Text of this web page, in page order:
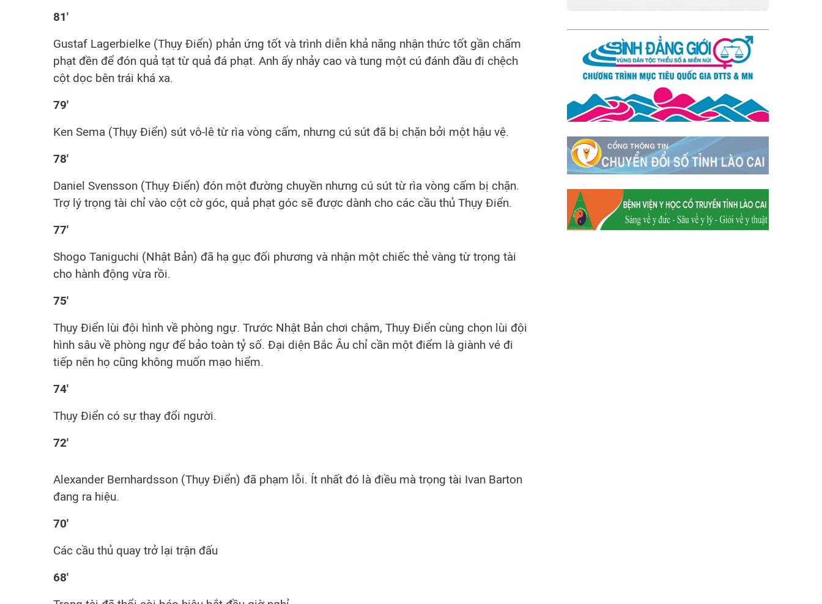
81'
Gustaf Lagerbielke (Thụy Điển) phản ứng tốt và trình diễn khả năng nhận thức tốt gần chấm
phạt đền để đón quả tạt từ quả đá phạt. Anh ấy nhảy cao và tung một cú đánh đầu đi chệch
cột dọc bên trái khá xa.
79'
Ken Sema (Thụy Điển) sút vô-lê từ rìa vòng cấm, nhưng cú sút đã bị chặn bởi một hậu vệ.
78'
Daniel Svensson (Thụy Điển) đón một đường chuyền nhưng cú sút từ rìa vòng cấm bị chặn.
Trợ lý trọng tài chỉ vào cột cờ góc, quả phạt góc sẽ được dành cho các cầu thủ Thụy Điển.
77'
Shogo Taniguchi (Nhật Bản) đã hạ gục đối phương và nhận một chiếc thẻ vàng từ trọng tài
cho hành động vừa rồi.
75'
Thụy Điển lùi đội hình về phòng ngự. Trước Nhật Bản chơi chậm, Thụy Điển cùng chọn lùi đội
hình sâu về phòng ngự để bảo toàn tỷ số. Đại diện Bắc Âu chỉ cần một điểm là giành vé đi
tiếp nên họ cũng không muốn mạo hiểm.
74'
Thụy Điển có sự thay đổi người.
72'
Alexander Bernhardsson (Thụy Điển) đã phạm lỗi. Ít nhất đó là điều mà trọng tài Ivan Barton
đang ra hiệu.
70'
Các cầu thủ quay trở lại trận đấu
68'
Quang
Xã Tằng Loỏng
Xã Gia Phú
Xã Mường
Hum
Xã Y Tý
Xã A Mú Sung
Xã Trịnh Tường
Xã Nậm Chày
Xã Bản Xèo
Xã Bát Xát
Xã Võ Lao
Xã Khánh Yên
Xã Văn Bàn
Xã Dương Quỳ
Xã Chiềng Ken
Xã Minh Lương